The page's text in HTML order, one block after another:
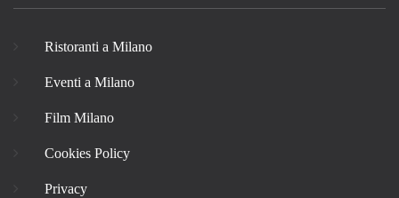
Ristoranti a Milano
Eventi a Milano
Film Milano
Cookies Policy
Privacy